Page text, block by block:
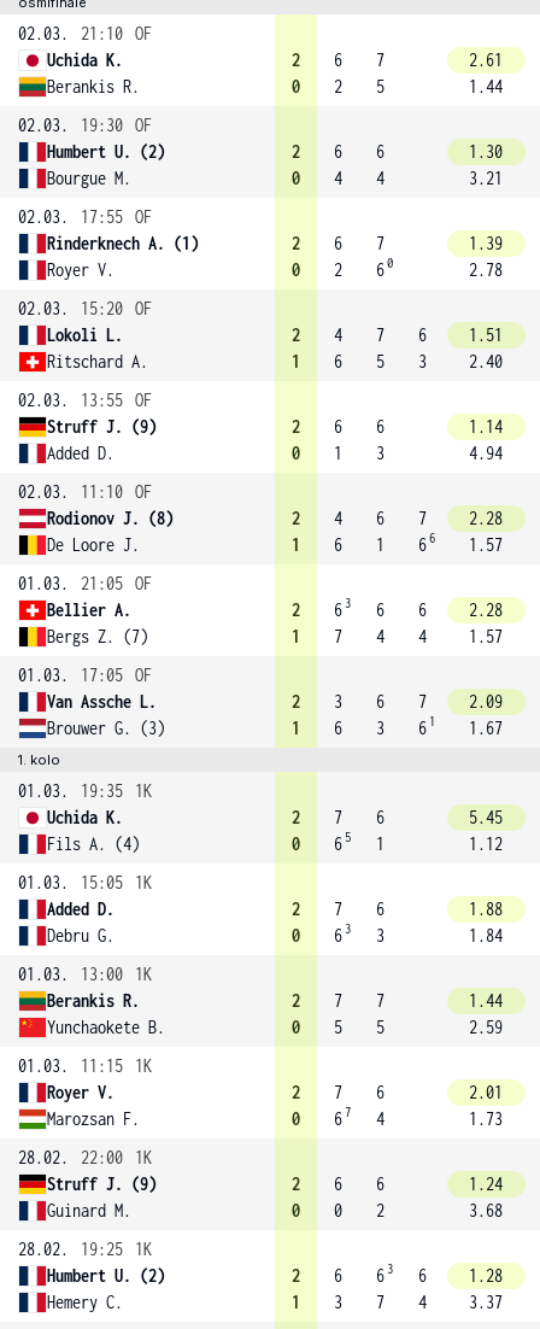
02.03. 21:10 OF
Uchida K.
Berankis R.
2
0
6
2
7
5
2.61
1.44
02.03.
19:30 OF
Humbert U. (2)
Bourgue M.
2
0
6
4
6
4
1.30
3.21
02.03.
17:55 OF
Rinderknech A. (1)
Royer V.
2
0
6
2
7
60
1.39
2.78
02.03.
15:20 OF
Lokoli L.
Ritschard A.
2
1
4
6
7
5
6
3
1.51
2.40
02.03.
13:55 OF
Struff J. (9)
Added D.
2
0
6
1
6
3
1.14
4.94
02.03.
11:10 OF
Rodionov J. (8)
De Loore J.
2
1
4
6
6
1
7
66
2.28
1.57
01.03.
21:05 OF
Bellier A.
Bergs Z. (7)
2
1
6 3
7
6
4
6
4
2.28
1.57
01.03.
17:05 OF
Van Assche L.
Brouwer G. (3)
2
1
3
6
6
3
7
6 1
2.09
1.67
1. kolo
01.03. 19:35
1K
Uchida K.
Fils A. (4)
2
0
7
6 5
6
1
5.45
1.12
01.03.
15:05
1K
Added D.
Debru G.
2
0
7
6 3
6
3
1.88
1.84
01.03.
13:00
1K
Berankis R.
Yunchaokete B.
2
0
7
5
7
5
1.44
2.59
01.03.
11:15
1K
Royer V.
Marozsan F.
2
0
7
67
6
4
2.01
1.73
28.02.
22:00
1K
Struff J. (9)
Guinard M.
2
0
6
0
6
2
1.24
3.68
28.02.
19:25
1K
Humbert U. (2)
Hemery C.
2
1
6
3
6 3
7
6
4
1.28
3.37